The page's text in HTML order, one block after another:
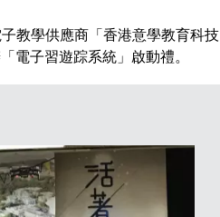
教學供應商「香港意學教育科技
電子習遊踪系統」啟動禮。